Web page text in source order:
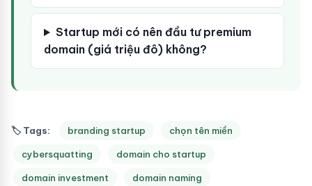
Startup mới có nên đầu tư premium
domain (giá triệu đô) không?
🏷 Tags: branding startup chọn tên miền
cybersquatting domain cho startup
domain investment domain naming